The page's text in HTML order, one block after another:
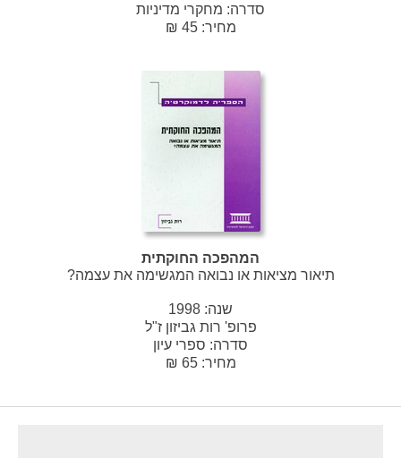
סדרה: מחקרי מדיניות
מחיר: 45 ₪
המהפכה החוקתית
תיאור מציאות או נבואה המגשימה את עצמה?
שנה: 1998
פרופ' רות גביזון ז"ל
סדרה: ספרי עיון
מחיר: 65 ₪